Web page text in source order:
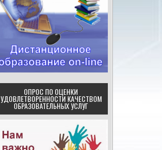
ОПРОС ПО ОЦЕНКИ
УДОВЛЕТВОРЕННОСТИ КАЧЕСТВОМ
ОБРАЗОВАТЕЛЬНЫХ УСЛУГ